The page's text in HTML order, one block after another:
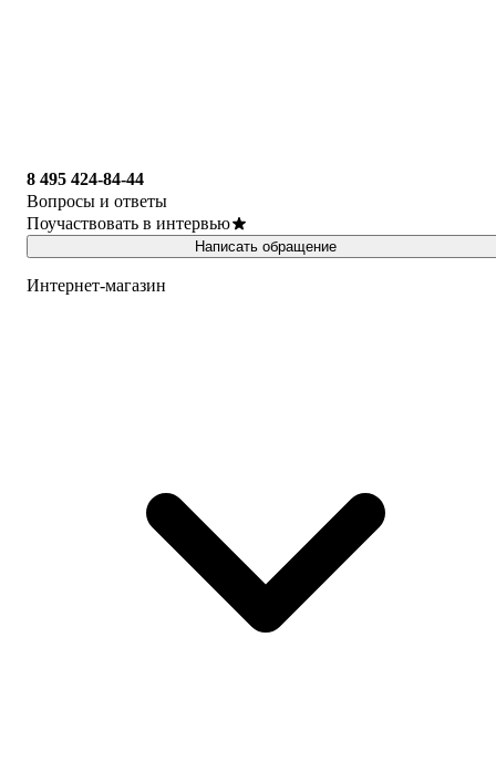
8 495 424-84-44
Вопросы и ответы
Поучаствовать в интервью
Написать обращение
Интернет-магазин